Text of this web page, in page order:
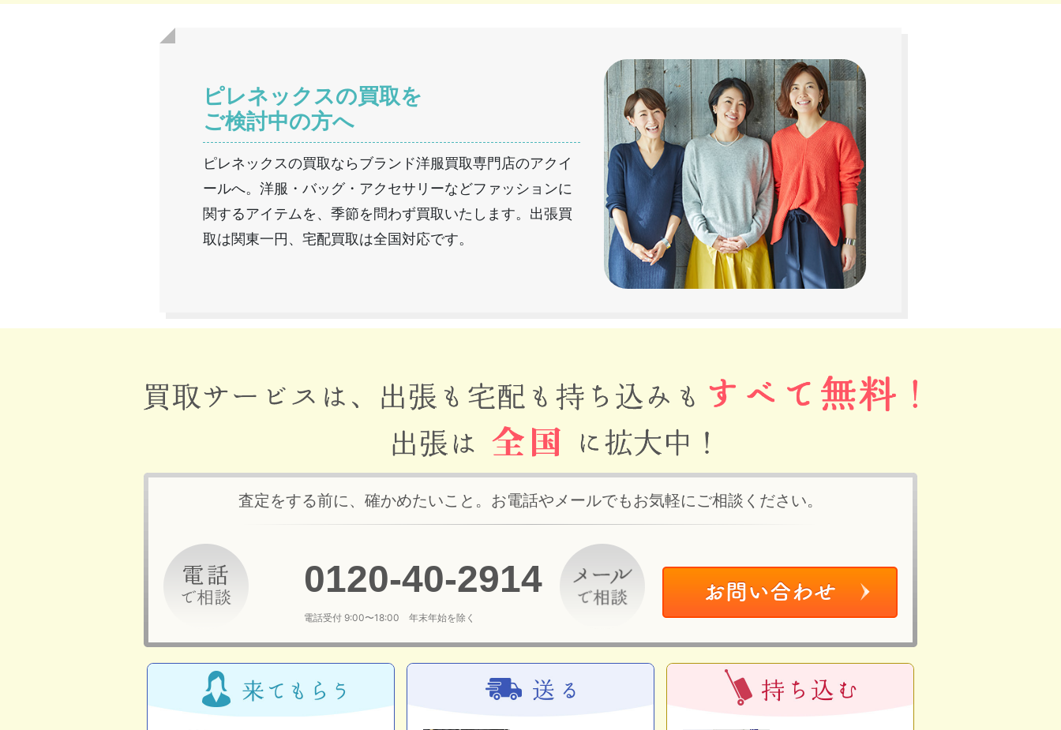
ピレネックスの買取を
ご検討中の方へ
ピレネックスの買取ならブランド洋服買取専門店のアクイ
ールへ。洋服・バッグ・アクセサリーなどファッションに
関するアイテムを、季節を問わず買取いたします。出張買
取は関東一円、宅配買取は全国対応です。
査定をする前に、確かめたいこと。お電話やメールでもお気軽にご相談ください。
0120-40-2914
電話受付 9:00〜18:00 年末年始を除く